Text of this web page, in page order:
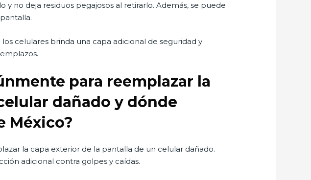
no deja residuos pegajosos al retirarlo. Además, se puede
celulares brinda una capa adicional de seguridad y
para reemplazar la
dañado y dónde
México?
la capa exterior de la pantalla de un celular dañado.
adicional contra golpes y caídas.